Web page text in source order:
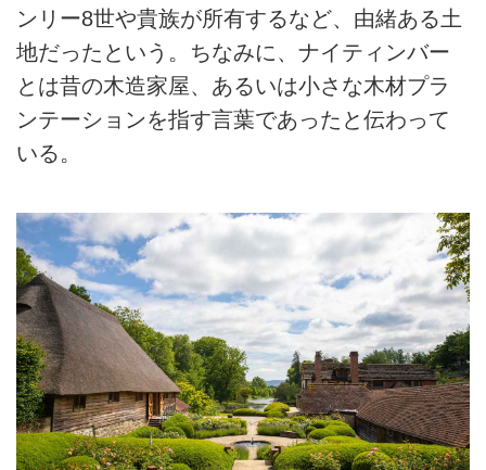
ンリー8世や貴族が所有するなど、由緒ある土
地だったという。ちなみに、ナイティンバー
とは昔の木造家屋、あるいは小さな木材プラ
ンテーションを指す言葉であったと伝わって
いる。